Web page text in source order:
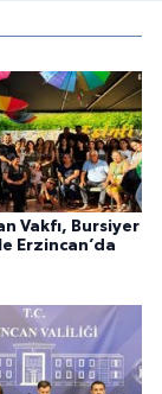
Vakfı, Bursiyer
Erzincan’da